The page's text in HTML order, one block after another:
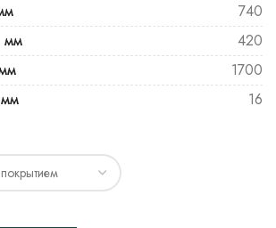
740
мм
420
1700
16